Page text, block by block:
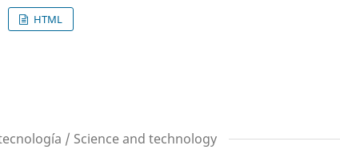
HTML
/ Science and technology